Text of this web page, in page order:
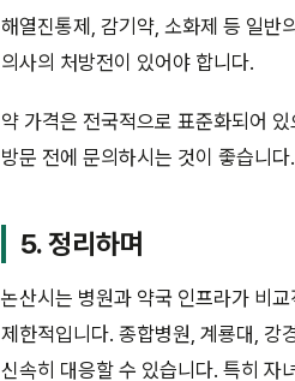
해열진통제, 감기약, 소화제 등 일반
의사의 처방전이 있어야 합니다.
약 가격은 전국적으로 표준화되어
방문 전에 문의하시는 것이 좋습니다.
5. 정리하며
논산시는 병원과 약국 인프라가 비
제한적입니다. 종합병원, 계룡대, 강
신속히 대응할 수 있습니다. 특히 자